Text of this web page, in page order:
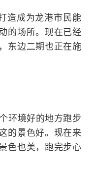
造成为龙港市民能
的场所。现在已经
东边二期也正在施
环境好的地方跑步
的景色好。现在来
色也美，跑完步心